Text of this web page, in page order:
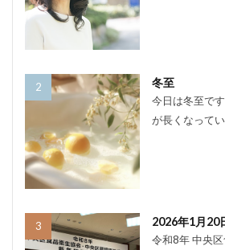
冬至
今日は冬至で
が長くなって
2026年1月20
令和8年 中央